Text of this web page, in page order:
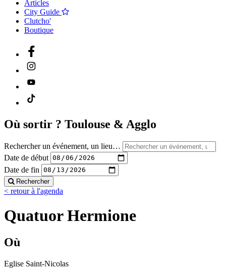
Articles
City Guide
Clutcho'
Boutique
Où sortir ? Toulouse & Agglo
Rechercher un événement, un lieu…
Date de début
Date de fin
Rechercher
< retour à l'agenda
Quatuor Hermione
Où
Eglise Saint-Nicolas